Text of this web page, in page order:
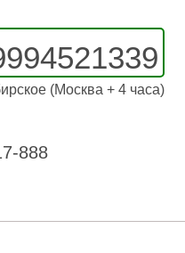
(Москва + 4 часа)
888